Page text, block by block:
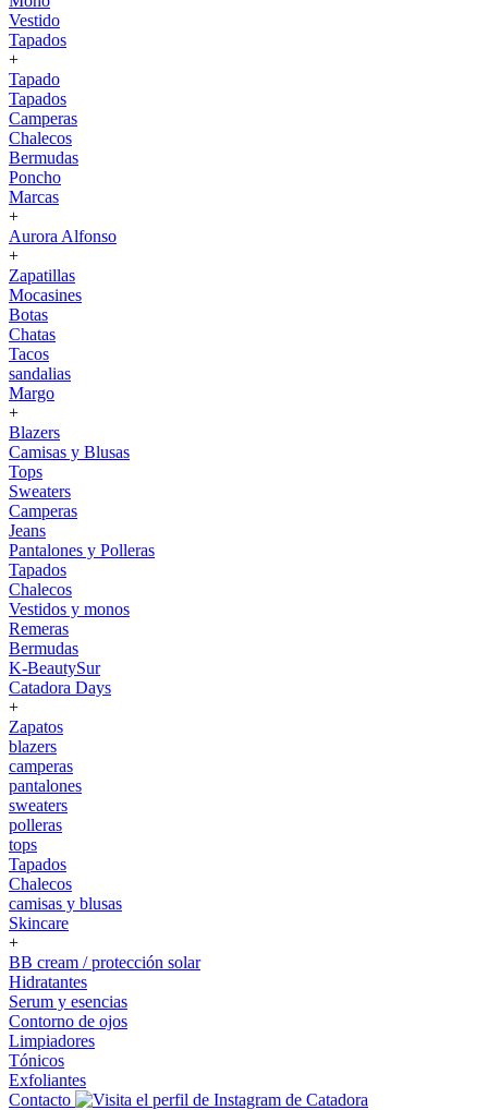
Vestido
Tapados
+
Tapado
Tapados
Camperas
Chalecos
Bermudas
Poncho
Marcas
+
Aurora Alfonso
+
Zapatillas
Mocasines
Botas
Chatas
Tacos
sandalias
Margo
+
Blazers
Camisas y Blusas
Tops
Sweaters
Camperas
Jeans
Pantalones y Polleras
Tapados
Chalecos
Vestidos y monos
Remeras
Bermudas
K-BeautySur
Catadora Days
+
Zapatos
blazers
camperas
pantalones
sweaters
polleras
tops
Tapados
Chalecos
camisas y blusas
Skincare
+
BB cream / protección solar
Hidratantes
Serum y esencias
Contorno de ojos
Limpiadores
Tónicos
Exfoliantes
Contacto